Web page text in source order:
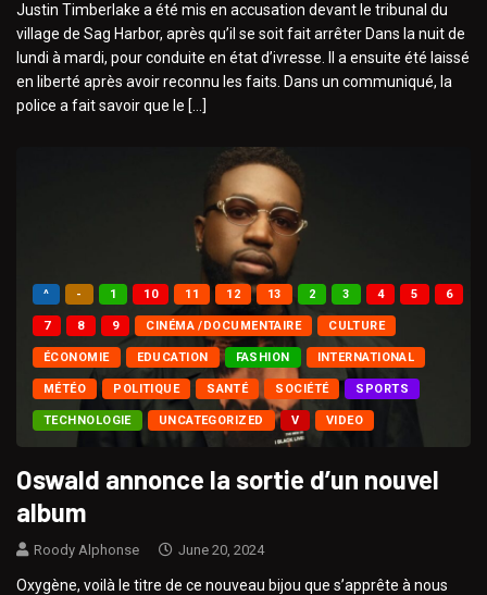
Justin Timberlake a été mis en accusation devant le tribunal du
village de Sag Harbor, après qu’il se soit fait arrêter Dans la nuit de
lundi à mardi, pour conduite en état d’ivresse. Il a ensuite été laissé
en liberté après avoir reconnu les faits. Dans un communiqué, la
police a fait savoir que le […]
^ - 1 10 11 12 13 2 3 4 5 6
7 8 9 CINÉMA /DOCUMENTAIRE CULTURE
ÉCONOMIE EDUCATION FASHION INTERNATIONAL
MÉTÉO POLITIQUE SANTÉ SOCIÉTÉ SPORTS
TECHNOLOGIE UNCATEGORIZED V VIDEO
Oswald annonce la sortie d’un nouvel
album
Roody Alphonse June 20, 2024
Oxygène, voilà le titre de ce nouveau bijou que s’apprête à nous